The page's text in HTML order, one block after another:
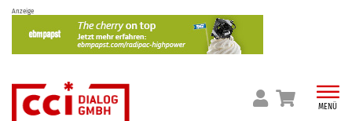
Skip
content
Anzeige
MENÜ